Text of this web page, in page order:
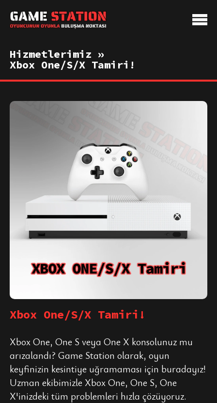
Hizmetlerimiz »
Xbox One/S/X Tamiri!
Xbox One/S/X Tamiri!
Xbox One, One S veya One X konsolunuz mu
arızalandı? Game Station olarak, oyun
keyfinizin kesintiye uğramaması için buradayız!
Uzman ekibimizle Xbox One, One S, One
X'inizdeki tüm problemleri hızla çözüyoruz.